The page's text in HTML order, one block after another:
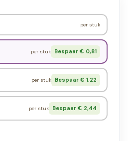
per stuk
per stuk Bespaar € 0,81
per stuk Bespaar € 1,22
per stuk Bespaar € 2,44